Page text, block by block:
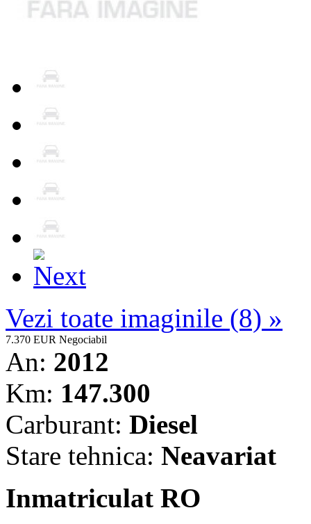
Vezi toate imaginile (8) »
7.370 EUR Negociabil
An: 2012
Km: 147.300
Carburant: Diesel
Stare tehnica: Neavariat
Inmatriculat RO